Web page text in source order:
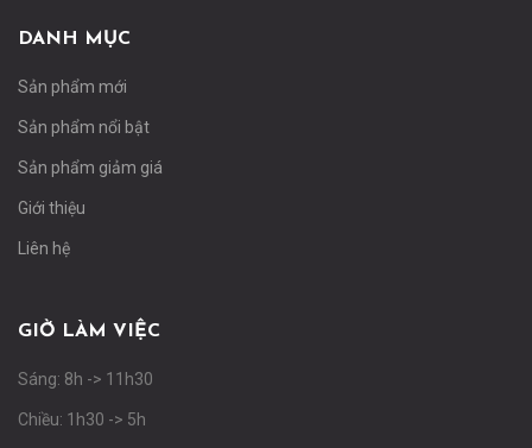
DANH MỤC
Sản phẩm mới
Sản phẩm nổi bật
Sản phẩm giảm giá
Giới thiệu
Liên hệ
GIỜ LÀM VIỆC
Sáng: 8h -> 11h30
Chiều: 1h30 -> 5h